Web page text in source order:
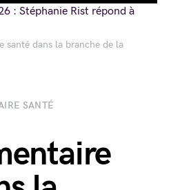
santé dans la branche de la
SANTÉ
: Stéphanie Rist répond à